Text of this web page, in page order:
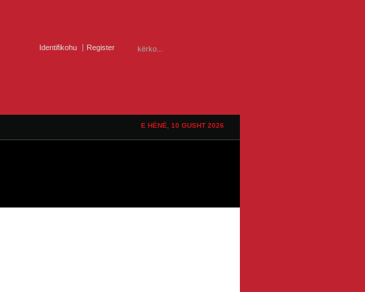
Identifikohu Register
E HËNË, 10 GUSHT 2026